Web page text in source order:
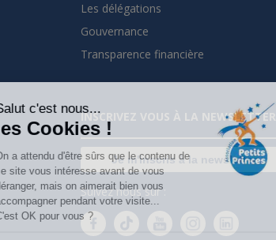
Salut c'est nous...
les Cookies !
On a attendu d'être sûrs que le contenu de
ce site vous intéresse avant de vous
déranger, mais on aimerait bien vous
accompagner pendant votre visite...
C'est OK pour vous ?
Les délégations
Gouvernance
Transparence financière
INSCRIVEZ VOUS À LA NEWSLETTER
Je m'inscris à la newsletter
Suivez nous sur :